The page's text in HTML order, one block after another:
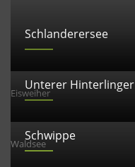
Schlanderersee
Eisweiher
Unterer Hinterlinger
Waldsee
Schwippe